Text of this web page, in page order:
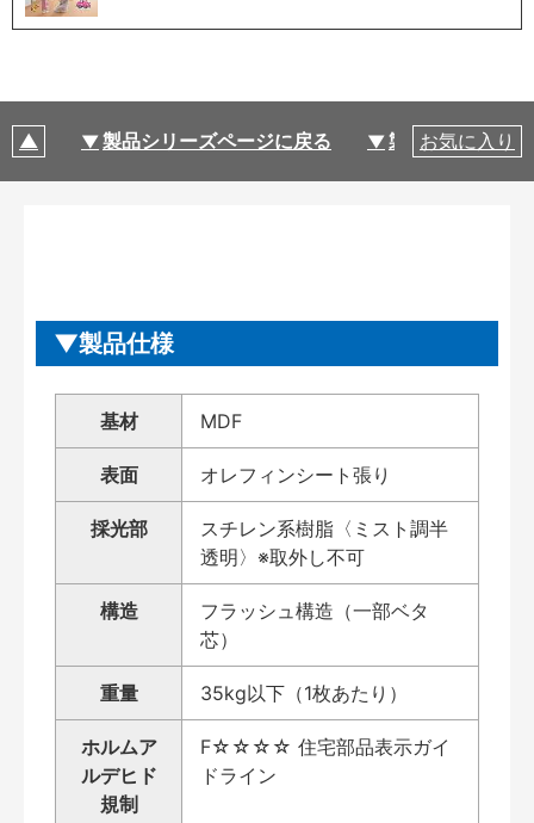
製品シリーズページに戻る 製品仕様
お気に入り
製品仕様
基材 MDF
表面 オレフィンシート張り
採光部
スチレン系樹脂〈ミスト調半
透明〉※取外し不可
構造
フラッシュ構造（一部ベタ
芯）
重量 35kg以下（1枚あたり）
ホルムア
ルデヒド
規制
F☆☆☆☆ 住宅部品表示ガイ
ドライン